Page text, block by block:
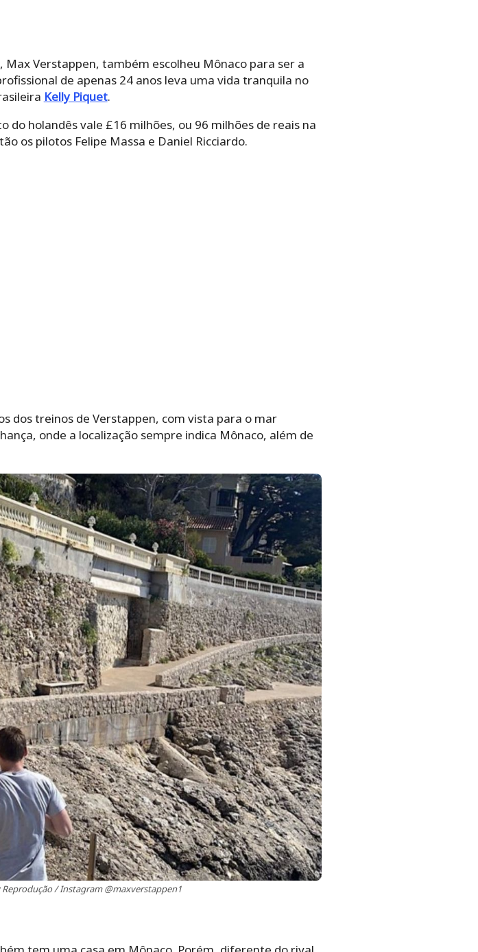
Verstappen, também escolheu Mônaco para ser a
de apenas 24 anos leva uma vida tranquila no
Kelly Piquet.
do holandês vale £16 milhões, ou 96 milhões de reais na
os pilotos Felipe Massa e Daniel Ricciardo.
dos treinos de Verstappen, com vista para o mar
onde a localização sempre indica Mônaco, além de
/ Instagram @maxverstappen1